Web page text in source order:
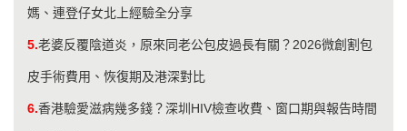
媽、連登仔女北上經驗全分享
5.老婆反覆陰道炎，原來同老公包皮過長有關？2026微創割包
皮手術費用、恢復期及港深對比
6.香港驗愛滋病幾多錢？深圳HIV檢查收費、窗口期與報告時間